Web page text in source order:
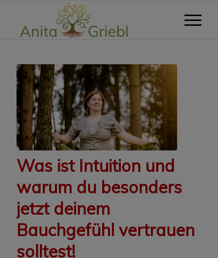
Was ist Intuition und
warum du besonders
jetzt deinem
Bauchgefühl vertrauen
solltest!